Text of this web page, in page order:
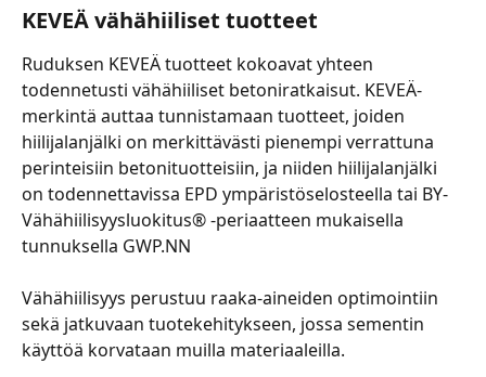
KEVEÄ vähähiiliset tuotteet
Ruduksen KEVEÄ tuotteet kokoavat yhteen
todennetusti vähähiiliset betoniratkaisut. KEVEÄ-
merkintä auttaa tunnistamaan tuotteet, joiden
hiilijalanjälki on merkittävästi pienempi verrattuna
perinteisiin betonituotteisiin, ja niiden hiilijalanjälki
on todennettavissa EPD ympäristöselosteella tai BY-
Vähähiilisyysluokitus® -periaatteen mukaisella
tunnuksella GWP.NN
Vähähiilisyys perustuu raaka-aineiden optimointiin
sekä jatkuvaan tuotekehitykseen, jossa sementin
käyttöä korvataan muilla materiaaleilla.